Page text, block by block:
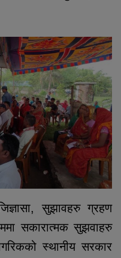
सुझावहरु ग्रहण
सकारात्मक सुझवाहरु
स्थानीय सरकार